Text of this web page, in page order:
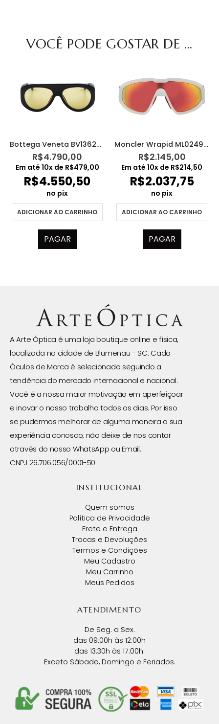
VOCÊ PODE GOSTAR DE ...
Bottega Veneta BV1362S – 005
R$4.790,00
Em até 10x de R$479,00
R$4.550,50
no pix
ADICIONAR AO CARRINHO
PAGAR
Moncler Wrapid ML0249 21G
R$2.145,00
Em até 10x de R$214,50
R$2.037,75
no pix
ADICIONAR AO CARRINHO
PAGAR
A Arte Óptica é uma loja boutique online e física,
localizada na cidade de Blumenau - SC. Cada
Óculos de Marca é selecionado seguindo a
tendência do mercado internacional e nacional.
Você é a nossa maior motivação em aperfeiçoar
e inovar o nosso trabalho todos os dias. Por isso
se pudermos melhorar de alguma maneira a sua
experiência conosco, não deixe de nos contar
através do nosso WhatsApp ou Email.
CNPJ 26.706.056/0001-50
INSTITUCIONAL
Quem somos
Política de Privacidade
Frete e Entrega
Trocas e Devoluções
Termos e Condições
Meu Cadastro
Meu Carrinho
Meus Pedidos
ATENDIMENTO
De Seg. a Sex.
das 09:00h às 12:00h
das 13:30h às 17:00h.
Exceto Sábado, Domingo e Feriados.